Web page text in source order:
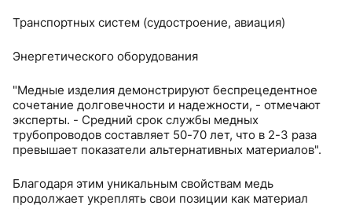
Транспортных систем (судостроение, авиация)
Энергетического оборудования
"Медные изделия демонстрируют беспрецедентное
сочетание долговечности и надежности, - отмечают
эксперты. - Средний срок службы медных
трубопроводов составляет 50-70 лет, что в 2-3 раза
превышает показатели альтернативных материалов".
Благодаря этим уникальным свойствам медь
продолжает укреплять свои позиции как материал